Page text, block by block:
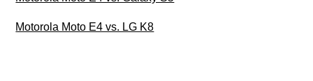
Motorola Moto E4 vs. LG K8